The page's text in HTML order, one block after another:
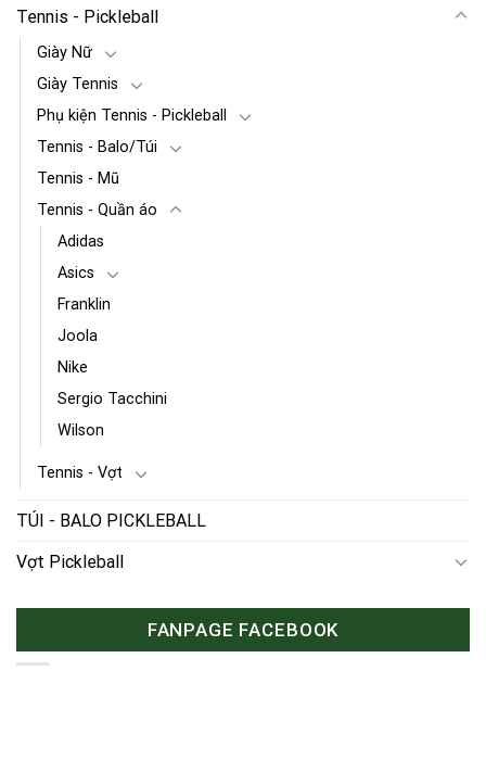
Tennis - Pickleball
Giày Nữ
Giày Tennis
Phụ kiện Tennis - Pickleball
Tennis - Balo/Túi
Tennis - Mũ
Tennis - Quần áo
Adidas
Asics
Franklin
Joola
Nike
Sergio Tacchini
Wilson
Tennis - Vợt
TÚI - BALO PICKLEBALL
Vợt Pickleball
FANPAGE FACEBOOK